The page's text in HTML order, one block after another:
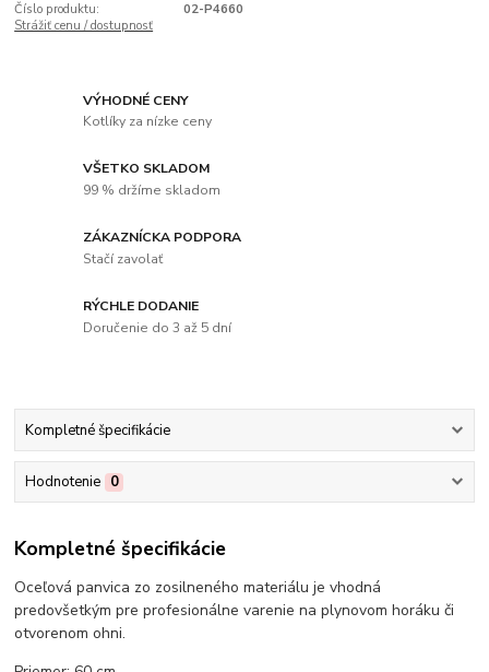
Číslo produktu:
02-P4660
Strážiť cenu / dostupnosť
VÝHODNÉ CENY
Kotlíky za nízke ceny
VŠETKO SKLADOM
99 % držíme skladom
ZÁKAZNÍCKA PODPORA
Stačí zavolať
RÝCHLE DODANIE
Doručenie do 3 až 5 dní
Kompletné špecifikácie
Hodnotenie 0
Kompletné špecifikácie
Oceľová panvica zo zosilneného materiálu je vhodná
predovšetkým pre profesionálne varenie na plynovom horáku či
otvorenom ohni.